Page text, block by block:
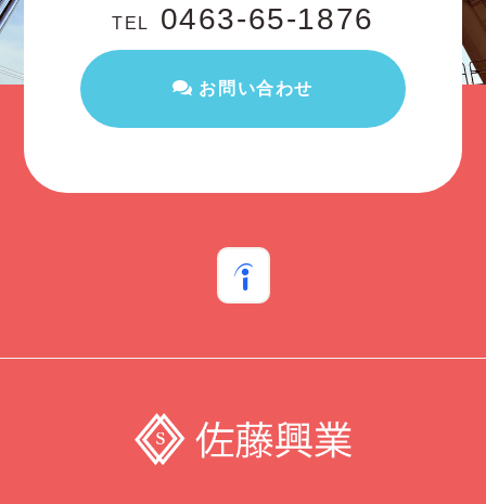
TEL 0463-65-1876
お問い合わせ